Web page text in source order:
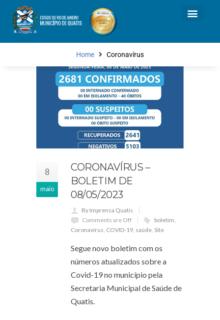
Home Coronavírus
8
maio
CORONAVÍRUS –
BOLETIM DE
08/05/2023
By Imprensa Quatis
Comments are Off
boletim
Coronavírus COVID-19 saúde Site
Segue novo boletim com os
números atualizados sobre a
Covid-19 no município pela
Secretaria Municipal de Saúde de
Quatis.